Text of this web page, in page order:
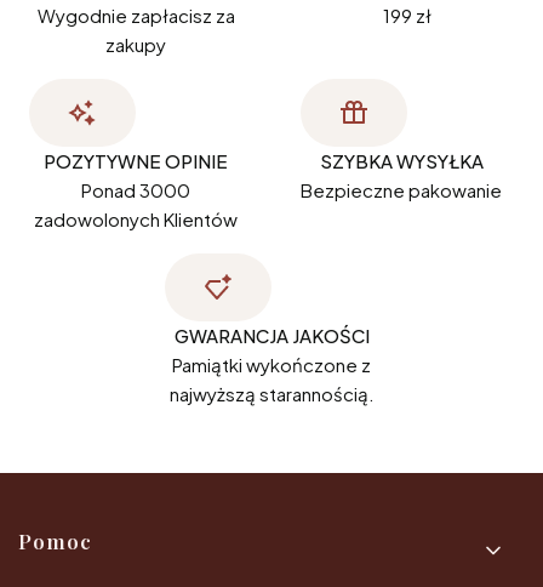
Wygodnie zapłacisz za
zakupy
199 zł
POZYTYWNE OPINIE
Ponad 3000
zadowolonych Klientów
SZYBKA WYSYŁKA
Bezpieczne pakowanie
GWARANCJA JAKOŚCI
Pamiątki wykończone z
najwyższą starannością.
Linki w stopce
Pomoc